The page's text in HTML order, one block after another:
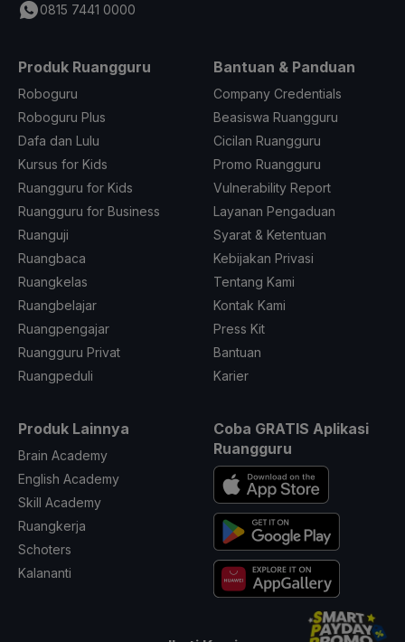
0815 7441 0000
Produk Ruangguru
Roboguru
Roboguru Plus
Dafa dan Lulu
Kursus for Kids
Ruangguru for Kids
Ruangguru for Business
Ruanguji
Ruangbaca
Ruangkelas
Ruangbelajar
Ruangpengajar
Ruangguru Privat
Ruangpeduli
Bantuan & Panduan
Company Credentials
Beasiswa Ruangguru
Cicilan Ruangguru
Promo Ruangguru
Vulnerability Report
Layanan Pengaduan
Syarat & Ketentuan
Kebijakan Privasi
Tentang Kami
Kontak Kami
Press Kit
Bantuan
Karier
Produk Lainnya
Brain Academy
English Academy
Skill Academy
Ruangkerja
Schoters
Kalananti
Coba GRATIS Aplikasi
Ruangguru